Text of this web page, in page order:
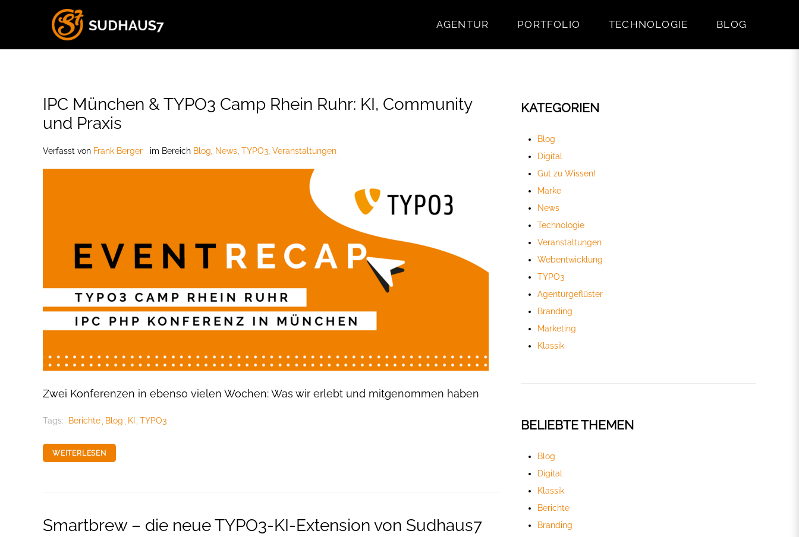
AGENTUR PORTFOLIO TECHNOLOGIE BLOG
IPC München & TYPO3 Camp Rhein Ruhr: KI, Community
und Praxis
Verfasst von Frank Berger im Bereich Blog News TYPO3 Veranstaltungen
Zwei Konferenzen in ebenso vielen Wochen: Was wir erlebt und mitgenommen haben
Tags: Berichte Blog KI TYPO3
WEITERLESEN
Smartbrew – die neue TYPO3-KI-Extension von Sudhaus7
KATEGORIEN
Blog
Digital
Gut zu Wissen!
Marke
News
Technologie
Veranstaltungen
Webentwicklung
TYPO3
Agenturgeflüster
Branding
Marketing
Klassik
BELIEBTE THEMEN
Blog
Digital
Klassik
Berichte
Branding